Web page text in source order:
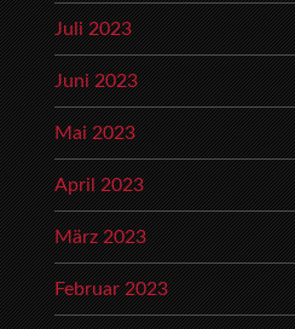
Juli 2023
Juni 2023
Mai 2023
April 2023
März 2023
Februar 2023